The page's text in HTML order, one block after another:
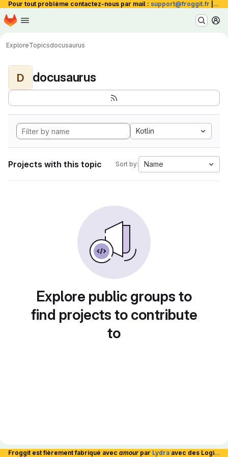
Pour tout problème contactez-nous par mail : support@froggit.fr La
Skip to main content
Homepage
ExploreTopicsdocusaurus
D docusaurus
Kotlin
Projects with this topic Sort by: Name
Explore public groups to
find projects to contribute
to
Froggit est fièrement fabriqué avec amour par Lydra avec des Logiciels Libres et hébergé en